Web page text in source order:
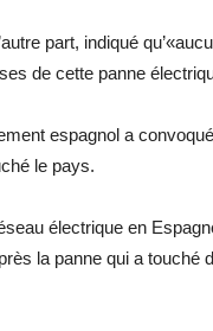
part, indiqué
de cette panne
espagnol a
le pays.
électrique en
la panne qui a touché